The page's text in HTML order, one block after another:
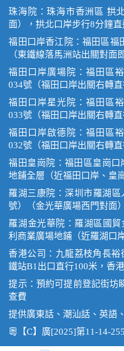
珠海院：珠海市香洲區 拱
面），拱北口岸步行8分鐘直
福田口岸香江院：福田區福
（東鐵線落馬洲站出關對面
福田口岸廣場院：福田區
034號（福田口岸出關右轉直
福田口岸星光院：福田區
033號（福田口岸出關右轉直
福田口岸啟德院：福田區
032號（福田口岸出關右轉直
福田皇崗院：福田區皇崗
地鋪全層（近福田口岸、皇
羅湖三康院：深圳市羅湖
號）（金光華廣場西門對面）
羅湖金光華院：羅湖區國
利商業廣場地鋪（近羅湖口
香港公司：九龍荔枝角長
鐵站B1出口直行100米，香
提示：預約可提前登記街坊
查費
提供廣東話、潮汕話、英語
粵【C】廣[2025]第11-14-